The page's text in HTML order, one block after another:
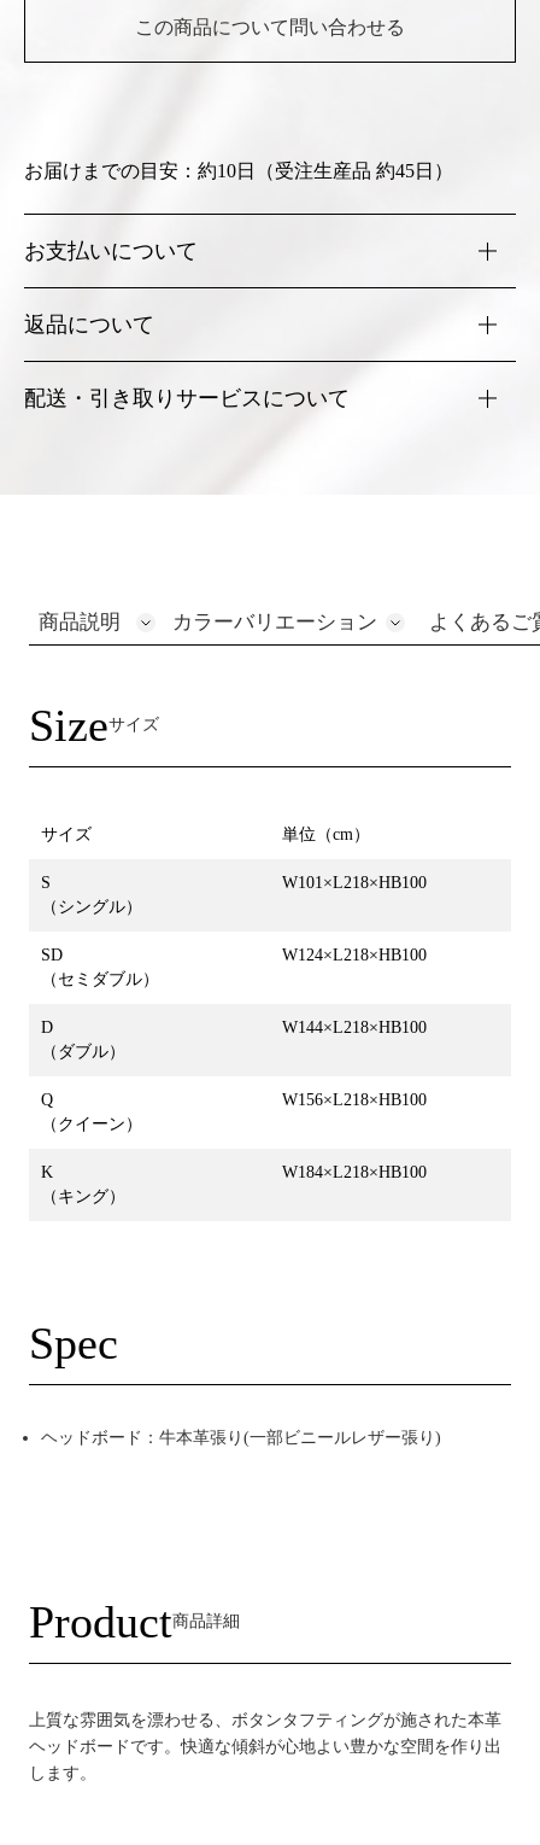
この商品について問い合わせる
お届けまでの目安：約10日（受注生産品 約45日）
お支払いについて
各種クレジットカード、楽天Pay、PayPay、AmazonPay銀
行振込にてお承りしております。
返品について
お届け商品がご注文商品と異なっていたり、不良品または
破損・汚れ等の場合以外のお客様都合での返品・交換は承
配送・引き取りサービスについて
商品説明 カラーバリエーション よくあるご
Sizeサイズ
サイズ 単位（cm）
S
（シングル）
W101×L218×HB100
SD
（セミダブル）
W124×L218×HB100
D
（ダブル）
W144×L218×HB100
Q
（クイーン）
W156×L218×HB100
K
（キング）
W184×L218×HB100
Spec
ヘッドボード：牛本革張り(一部ビニールレザー張り)
Product商品詳細
上質な雰囲気を漂わせる、ボタンタフティングが施された本革
ヘッドボードです。快適な傾斜が心地よい豊かな空間を作り出
します。